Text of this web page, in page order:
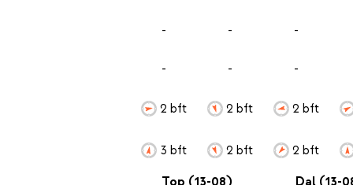
-
-
2 bft
3 bft
-
-
2 bft
2 bft
-
-
2 bft
2 bft